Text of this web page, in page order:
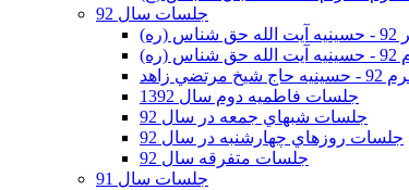
جلسات سال 92
زاهد
جلسات فاطميه دوم سال 1392
جلسات شبهاي جمعه در سال 92
جلسات روزهاي چهارشنبه در سال 92
جلسات متفرقه سال 92
جلسات سال 91